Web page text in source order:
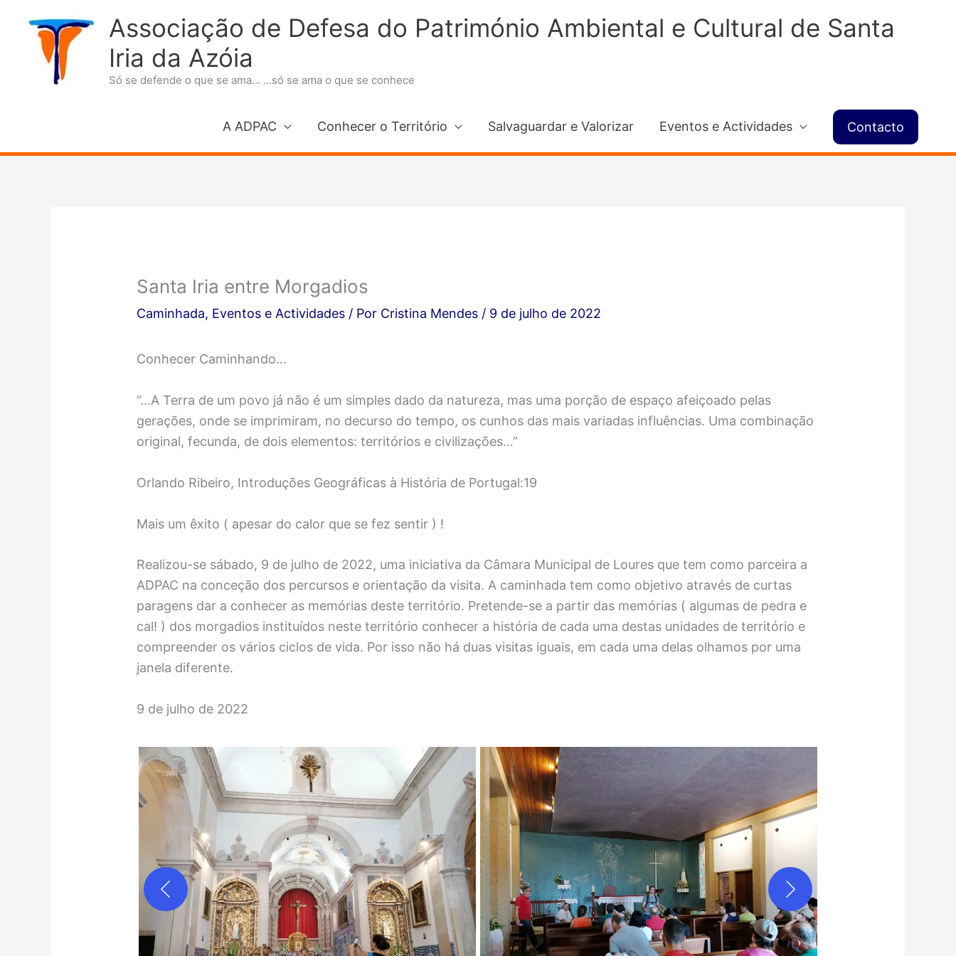
conteúdo
Associação de Defesa do Património Ambiental e Cultural de Santa
Iria da Azóia
Só se defende o que se ama... ...só se ama o que se conhece
A ADPAC Conhecer o Território Salvaguardar e Valorizar Eventos e Actividades Contacto
Santa Iria entre Morgadios
Caminhada, Eventos e Actividades / Por Cristina Mendes / 9 de julho de 2022
Conhecer Caminhando…
“…A Terra de um povo já não é um simples dado da natureza, mas uma porção de espaço afeiçoado pelas
gerações, onde se imprimiram, no decurso do tempo, os cunhos das mais variadas influências. Uma combinação
original, fecunda, de dois elementos: territórios e civilizações…”
Orlando Ribeiro, Introduções Geográficas à História de Portugal:19
Mais um êxito ( apesar do calor que se fez sentir ) !
Realizou-se sábado, 9 de julho de 2022, uma iniciativa da Câmara Municipal de Loures que tem como parceira a
ADPAC na conceção dos percursos e orientação da visita. A caminhada tem como objetivo através de curtas
paragens dar a conhecer as memórias deste território. Pretende-se a partir das memórias ( algumas de pedra e
cal! ) dos morgadios instituídos neste território conhecer a história de cada uma destas unidades de território e
compreender os vários ciclos de vida. Por isso não há duas visitas iguais, em cada uma delas olhamos por uma
janela diferente.
9 de julho de 2022